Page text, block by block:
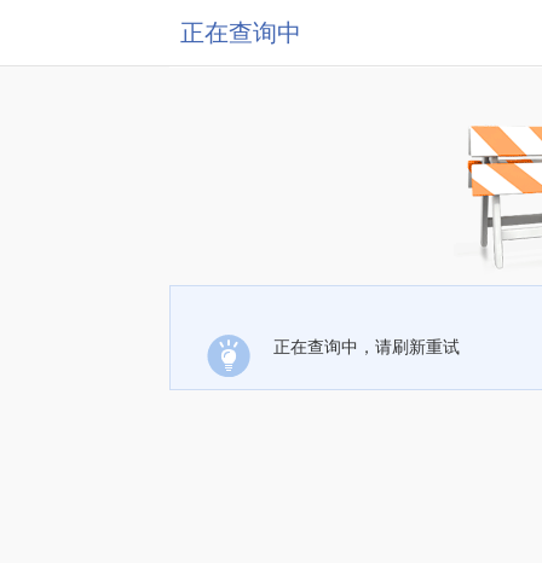
正在查询中
正在查询中，请刷新重试